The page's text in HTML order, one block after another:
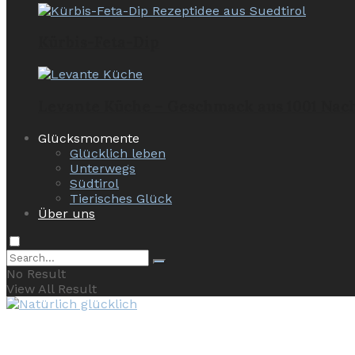
Glücksmomente
Glücklich leben
Unterwegs
Südtirol
Tierisches Glück
Über uns
No Result
View All Result